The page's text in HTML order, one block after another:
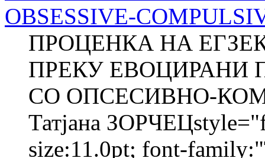
OBSESSIVE-
ПРОЦЕНКА НА
ПРЕКУ ЕВОЦИРАНИ
СО ОПСЕСИВНО-
Татјана
size:11.0pt; font-